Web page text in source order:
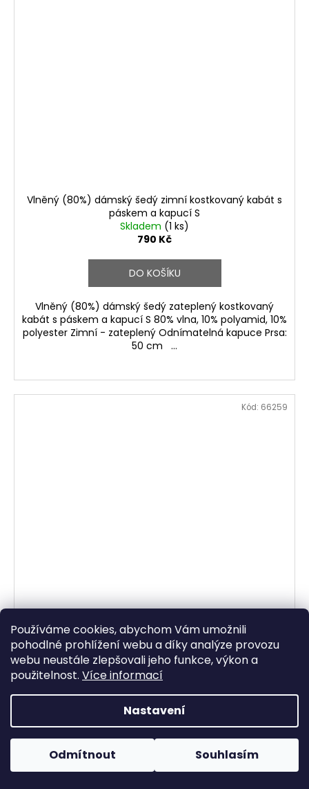
Používáme cookies, abychom Vám umožnili
pohodlné prohlížení webu a díky analýze provozu
webu neustále zlepšovali jeho funkce, výkon a
použitelnost. Více informací
Nastavení
Odmítnout Souhlasím
Vlněný (80%) dámský šedý zimní kostkovaný kabát s
páskem a kapucí S
Skladem (1 ks)
790 Kč
DO KOŠÍKU
Vlněný (80%) dámský šedý zateplený kostkovaný
kabát s páskem a kapucí S 80% vlna, 10% polyamid, 10%
polyester Zimní - zateplený Odnímatelná kapuce Prsa:
50 cm ...
10/38
Skladem (1 ks)
595 Kč
DO KOŠÍKU
Dámský melírovaný kabát s páskem Miss Selfridge
10/38 62% polyester, 25% akryl, 9% nylon, 2% vlna, 2%
viskóza Na zavazování Délka: 100 cm Rukáv: 60 cm od
Kód: 66259